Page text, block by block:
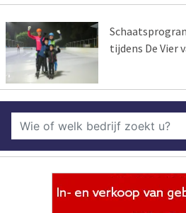
tijdens De Vier